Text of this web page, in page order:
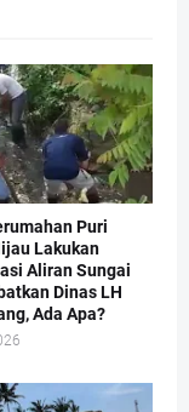
Puri
Lakukan
Aliran Sungai
Dinas LH
Ada Apa?